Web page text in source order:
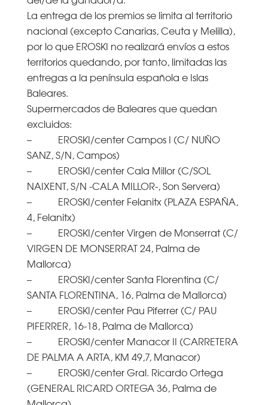
La entrega de los premios se limita al territorio
nacional (excepto Canarias, Ceuta y Melilla),
por lo que EROSKI no realizará envíos a estos
territorios quedando, por tanto, limitadas las
entregas a la península española e Islas
Baleares.
Supermercados de Baleares que quedan
excluidos:
– EROSKI/center Campos I (C/ NUÑO
SANZ, S/N, Campos)
– EROSKI/center Cala Millor (C/SOL
NAIXENT, S/N -CALA MILLOR-, Son Servera)
– EROSKI/center Felanitx (PLAZA ESPAÑA,
4, Felanitx)
– EROSKI/center Virgen de Monserrat (C/
VIRGEN DE MONSERRAT 24, Palma de
Mallorca)
– EROSKI/center Santa Florentina (C/
SANTA FLORENTINA, 16, Palma de Mallorca)
– EROSKI/center Pau Piferrer (C/ PAU
PIFERRER, 16-18, Palma de Mallorca)
– EROSKI/center Manacor II (CARRETERA
DE PALMA A ARTA, KM 49,7, Manacor)
– EROSKI/center Gral. Ricardo Ortega
(GENERAL RICARD ORTEGA 36, Palma de